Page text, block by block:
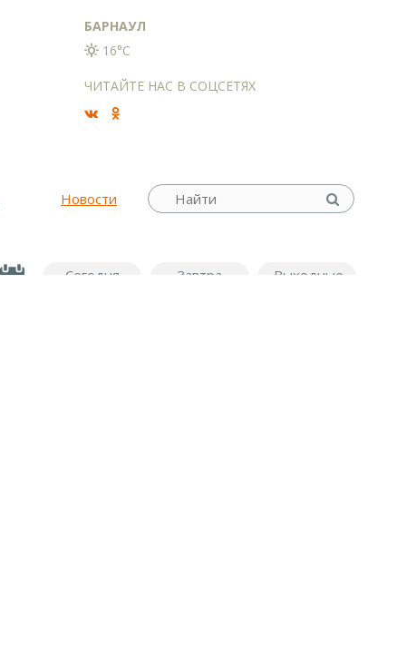
БАРНАУЛ
16°C
ЧИТАЙТЕ НАС В СОЦСЕТЯХ
Новости
Сегодня
Завтра Выходные